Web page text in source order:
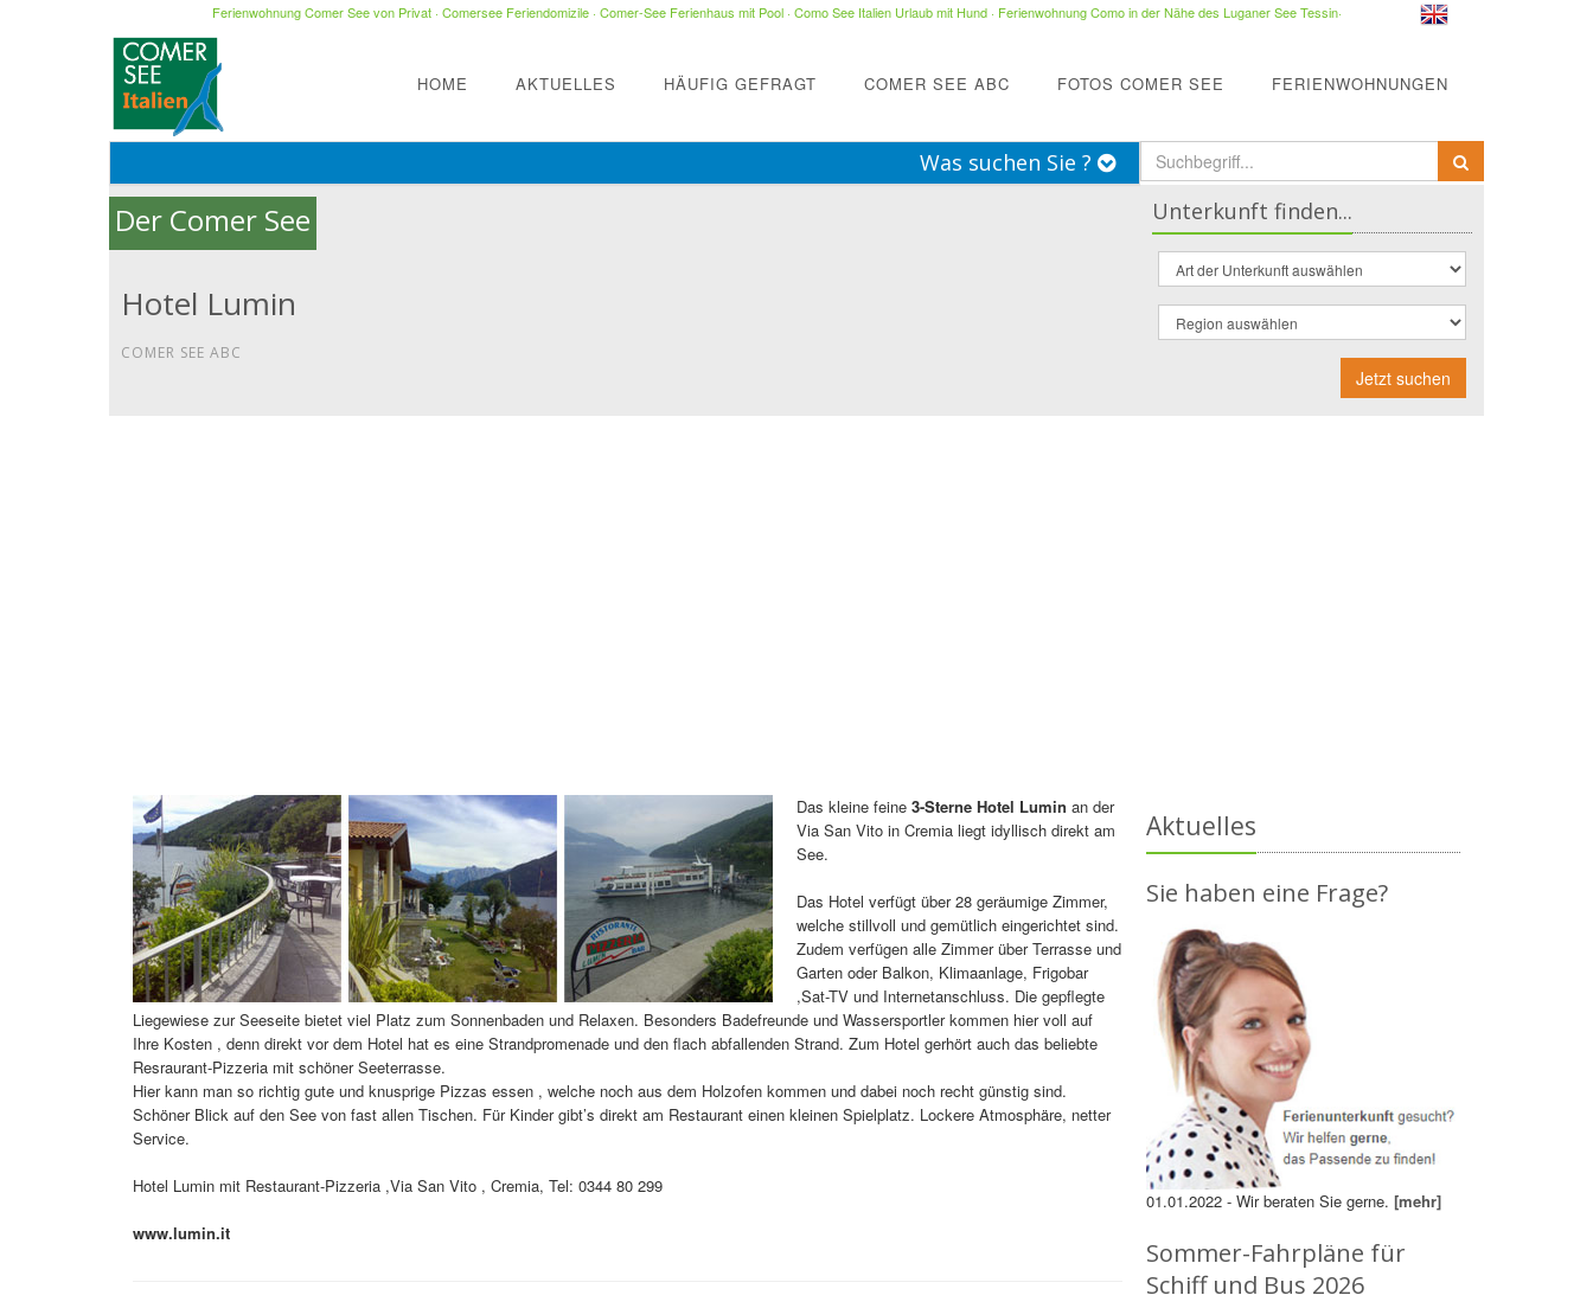
Ferienwohnung Comer See von Privat· Comersee Feriendomizile· Comer-See Ferienhaus mit Pool· Como See Italien Urlaub mit Hund· Ferienwohnung Como in der Nähe des Luganer See Tessin·
HOME AKTUELLES HÄUFIG GEFRAGT COMER SEE ABC FOTOS COMER SEE FERIENWOHNUNGEN
Was suchen Sie ?
Der Comer See
Hotel Lumin
COMER SEE ABC
Unterkunft finden...
Jetzt suchen
Das kleine feine 3-Sterne Hotel Lumin an der
Via San Vito in Cremia liegt idyllisch direkt am
See.
Das Hotel verfügt über 28 geräumige Zimmer,
welche stillvoll und gemütlich eingerichtet sind.
Zudem verfügen alle Zimmer über Terrasse und
Garten oder Balkon, Klimaanlage, Frigobar
,Sat-TV und Internetanschluss. Die gepflegte
Liegewiese zur Seeseite bietet viel Platz zum Sonnenbaden und Relaxen. Besonders Badefreunde und Wassersportler kommen hier voll auf
Ihre Kosten , denn direkt vor dem Hotel hat es eine Strandpromenade und den flach abfallenden Strand. Zum Hotel gerhört auch das beliebte
Resraurant-Pizzeria mit schöner Seeterrasse.
Hier kann man so richtig gute und knusprige Pizzas essen , welche noch aus dem Holzofen kommen und dabei noch recht günstig sind.
Schöner Blick auf den See von fast allen Tischen. Für Kinder gibt’s direkt am Restaurant einen kleinen Spielplatz. Lockere Atmosphäre, netter
Service.
Hotel Lumin mit Restaurant-Pizzeria ,Via San Vito , Cremia, Tel: 0344 80 299
www.lumin.it
Aktuelles
Sie haben eine Frage?
01.01.2022 - Wir beraten Sie gerne. [mehr]
Sommer-Fahrpläne für
Schiff und Bus 2026